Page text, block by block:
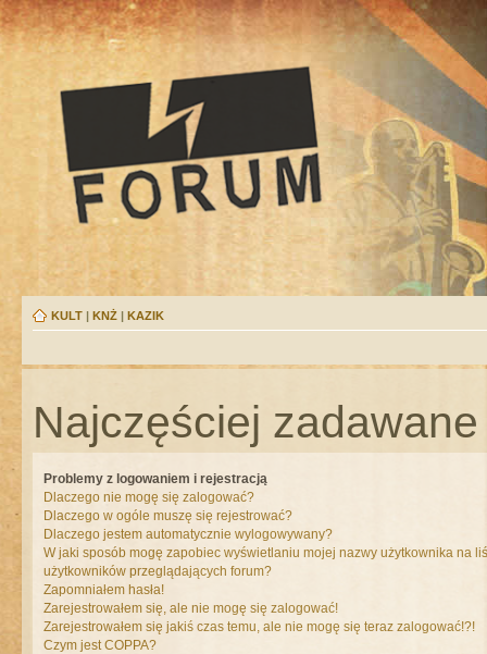
KULT | KNŻ | KAZIK
Najczęściej
Problemy z logowaniem i rejestracją
Dlaczego nie mogę się zalogować?
Dlaczego w ogóle muszę się rejestrować?
Dlaczego jestem automatycznie wylogowywany?
W jaki sposób mogę zapobiec wyświetlaniu mojej nazwy użytkownika na
użytkowników przeglądających forum?
Zapomniałem hasła!
Zarejestrowałem się, ale nie mogę się zalogować!
Zarejestrowałem się jakiś czas temu, ale nie mogę się teraz zalogować!?!
Czym jest COPPA?